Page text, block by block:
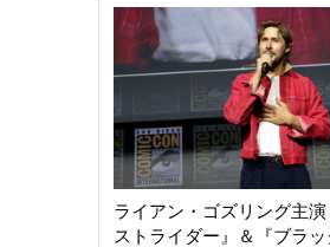
ライアン・ゴズリング主演
ストライダー』＆『ブラ